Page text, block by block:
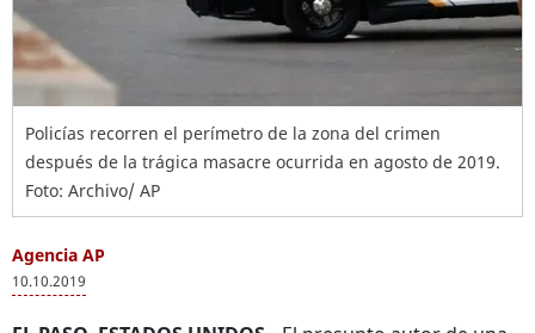
Policías recorren el perímetro de la zona del crimen
después de la trágica masacre ocurrida en agosto de 2019.
Foto: Archivo/ AP
Agencia AP
10.10.2019